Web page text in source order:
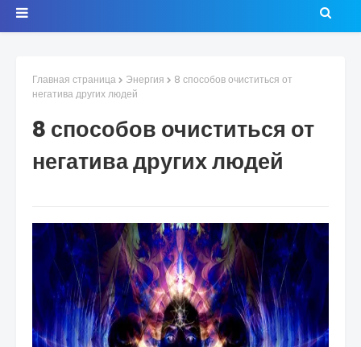
Главная страница Энергия
8 способов очиститься от
негатива других людей
8 способов очиститься от
негатива других людей